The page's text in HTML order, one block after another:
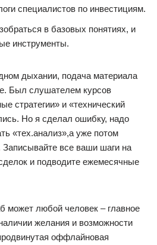
специалистов по инвестициям.
в базовых понятиях, и
инструменты.
дыхании, подача материала
Был слушателем курсов
стратегии» и «технический
Но я сделал ошибку, надо
«тех.анализ»,а уже потом
все ваши шаги на
и подводите ежемесячные
может любой человек – главное
желания и возможности
оффлайновая